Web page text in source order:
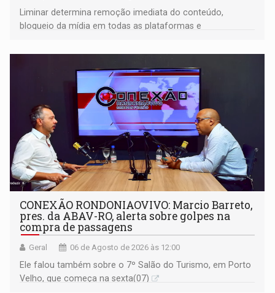
Liminar determina remoção imediata do conteúdo,
bloqueio da mídia em todas as plataformas e
CONEXÃO RONDONIAOVIVO: Marcio Barreto,
pres. da ABAV-RO, alerta sobre golpes na
compra de passagens
Geral 06 de Agosto de 2026 às 12:00
Ele falou também sobre o 7º Salão do Turismo, em Porto
Velho, que começa na sexta(07)